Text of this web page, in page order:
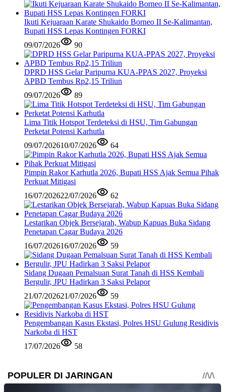
Ikuti Kejuaraan Karate Shukaido Borneo II Se-Kalimantan,
Bupati HSS Lepas Kontingen FORKI
09/07/2026
90
DPRD HSS Gelar Paripurna KUA-PPAS 2027, Proyeksi
APBD Tembus Rp2,15 Triliun
09/07/2026
89
Lima Titik Hotspot Terdeteksi di HSU, Tim Gabungan
Perketat Potensi Karhutla
09/07/202610/07/2026 64
Pimpin Rakor Karhutla 2026, Bupati HSS Ajak Semua Pihak
Perkuat Mitigasi
16/07/202622/07/2026 62
Lestarikan Objek Bersejarah, Wabup Kapuas Buka Sidang
Penetapan Cagar Budaya 2026
16/07/202616/07/2026 59
Sidang Dugaan Pemalsuan Surat Tanah di HSS Kembali
Bergulir, JPU Hadirkan 3 Saksi Pelapor
21/07/202621/07/2026 59
Pengembangan Kasus Ekstasi, Polres HSU Gulung Residivis
Narkoba di HST
17/07/2026
58